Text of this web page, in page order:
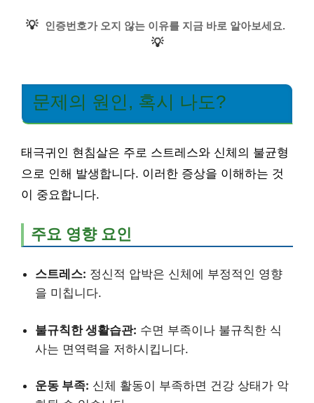
💡 인증번호가 오지 않는 이유를 지금 바로 알아보세요.
💡
문제의 원인, 혹시 나도?
태극귀인 현침살은 주로 스트레스와 신체의 불균형
으로 인해 발생합니다. 이러한 증상을 이해하는 것
이 중요합니다.
주요 영향 요인
스트레스: 정신적 압박은 신체에 부정적인 영향
을 미칩니다.
불규칙한 생활습관: 수면 부족이나 불규칙한 식
사는 면역력을 저하시킵니다.
운동 부족: 신체 활동이 부족하면 건강 상태가 악